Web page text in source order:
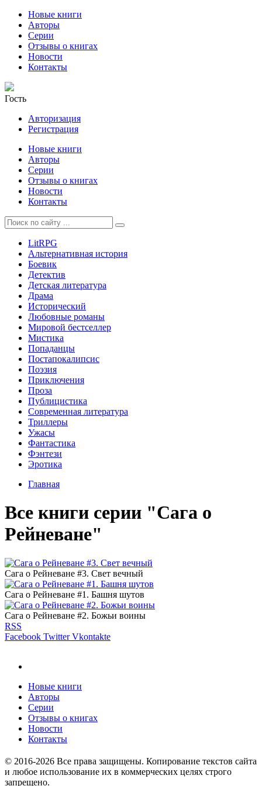
Новые книги
Авторы
Серии
Отзывы о книгах
Новости
Контакты
Гость
Авторизация
Регистрация
Новые книги
Авторы
Серии
Отзывы о книгах
Новости
Контакты
LitRPG
Альтернативная история
Боевик
Детектив
Детская литература
Драма
Исторический
Любовные романы
Мировой бестселлер
Мистика
Попаданцы
Постапокалипсис
Поэзия
Приключения
Проза
Публицистика
Современная литература
Триллеры
Ужасы
Фантастика
Фэнтези
Эротика
Главная
Все книги серии "Сага о
Рейневане"
Сага о Рейневане #3. Свет вечный
Сага о Рейневане #1. Башня шутов
Сага о Рейневане #2. Божьи воины
RSS
Facebook Twitter Vkontakte
Новые книги
Авторы
Серии
Отзывы о книгах
Новости
Контакты
© 2016-2026 Все права защищены. Копирование текстов сайта
и любое использование их в коммерческих целях строго
запрещено.